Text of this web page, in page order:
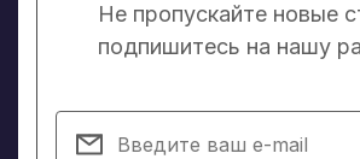
Не пропускайте новые
подпишитесь на нашу